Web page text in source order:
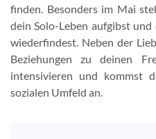
finden. Besonders im Mai
dein Solo-Leben aufgibst
wiederfindest. Neben der
Beziehungen zu deinen
intensivieren und kommst
sozialen Umfeld an.